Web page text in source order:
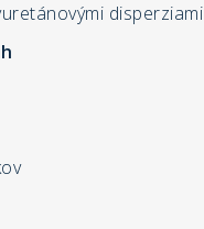
disperziami